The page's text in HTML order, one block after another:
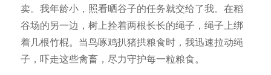
卖。我年龄小，照看晒谷子的任务就交给了我。在稻
谷场的另一边，树上拴着两根长长的绳子，绳子上绑
着几根竹棍。当鸟啄鸡扒猪拱粮食时，我迅速拉动绳
子，吓走这些禽畜，尽力守护每一粒粮食。